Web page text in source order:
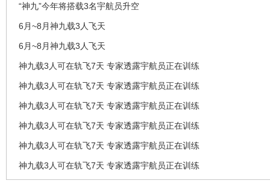
“神九”今年将搭载3名宇航员升空
6月~8月神九载3人飞天
6月~8月神九载3人飞天
神九载3人可在轨飞7天 专家透露宇航员正在训练
神九载3人可在轨飞7天 专家透露宇航员正在训练
神九载3人可在轨飞7天 专家透露宇航员正在训练
神九载3人可在轨飞7天 专家透露宇航员正在训练
神九载3人可在轨飞7天 专家透露宇航员正在训练
神九载3人可在轨飞7天 专家透露宇航员正在训练